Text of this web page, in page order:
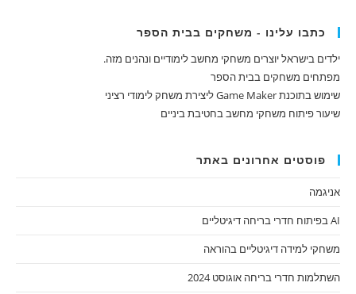
כתבו עלינו - משחקים בבית הספר
ילדים בישראל יוצרים משחקי מחשב לימודיים ונהנים מזה.
מפתחים משחקים בבית הספר
שימוש בתוכנת Game Maker ליצירת משחק לימודי רציני
שיעור פיתוח משחקי מחשב בחטיבת ביניים
פוסטים אחרונים באתר
אניגמה
AI בפיתוח חדרי בריחה דיגיטליים
משחקי למידה דיגיטליים בהוראה
השתלמות חדרי בריחה אוגוסט 2024